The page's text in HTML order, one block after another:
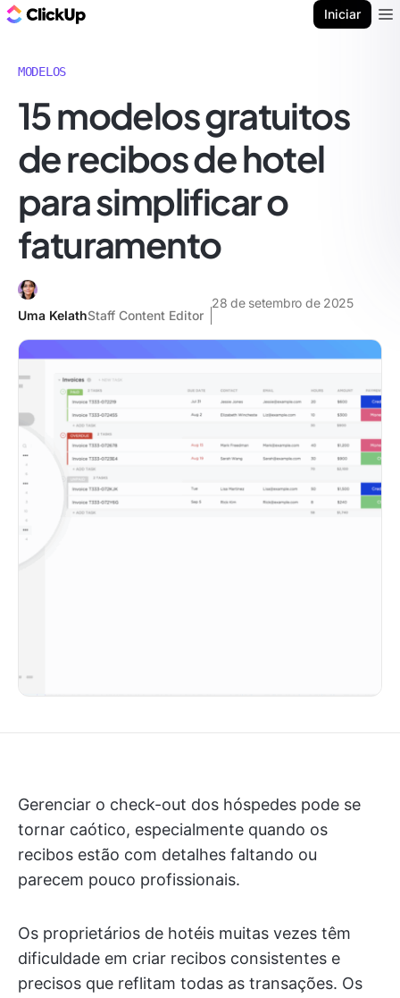
Iniciar
MODELOS
15 modelos gratuitos
de recibos de hotel
para simplificar o
faturamento
Uma KelathStaff Content Editor
28 de setembro de 2025
Gerenciar o check-out dos hóspedes pode se
tornar caótico, especialmente quando os
recibos estão com detalhes faltando ou
parecem pouco profissionais.
Os proprietários de hotéis muitas vezes têm
dificuldade em criar recibos consistentes e
precisos que reflitam todas as transações. Os